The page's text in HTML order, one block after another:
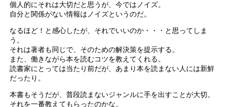
個人的にそれは大切だと思うが、今ではノイズ。
自分と関係がない情報はノイズというのだ。
なるほど！と感心したが、それでいいのか・・・と思ってしま
う。
それは著者も同じで、そのための解決策を提示する。
また、働きながら本を読むコツを教えてくれる。
読書家にとっては当たり前だが、あまり本を読まない人には新鮮
だったり。
本書もそうだが、普段読まないジャンルに手を出すことが大切。
それを一番教えてもらったのかな。